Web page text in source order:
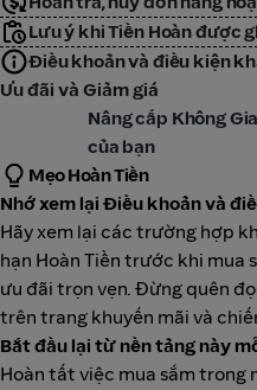
Lưu ý khi Tiền Hoàn được
Điều khoản và điều kiện
Ưu đãi và Giảm giá
Workspace
Nâng cấp Không
của bạn
Mẹo Hoàn Tiền
Nhớ xem lại Điều khoản và
Hãy xem lại các trường hợp
hạn Hoàn Tiền trước khi mua
ưu đãi trọn vẹn. Đừng quên
trên trang khuyến mãi và
Bắt đầu lại từ nền tảng này
Hoàn tất việc mua sắm trong